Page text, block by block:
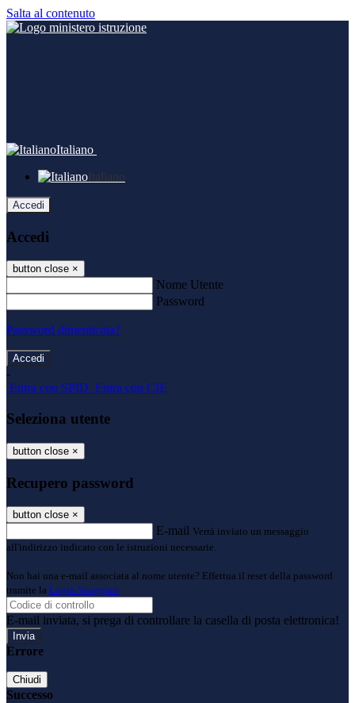
Salta al contenuto
Italiano
Italiano
Accedi
Accedi
button close ×
Nome Utente
Password
Password dimenticata?
-
Entra con SPID Entra con CIE
Seleziona utente
button close ×
Recupero password
button close ×
E-mail Verrà inviato un messaggio
all'indirizzo indicato con le istruzioni necessarie.
Non hai una e-mail associata al nome utente? Effettua il reset della password
tramite la Login Spaggiari
E-mail inviata, si prega di controllare la casella di posta elettronica!
Errore
Chiudi
Successo